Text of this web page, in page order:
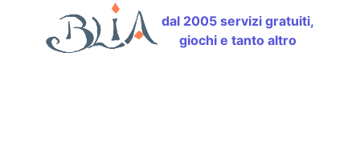
dal 2005 servizi gratuiti,
giochi e tanto altro